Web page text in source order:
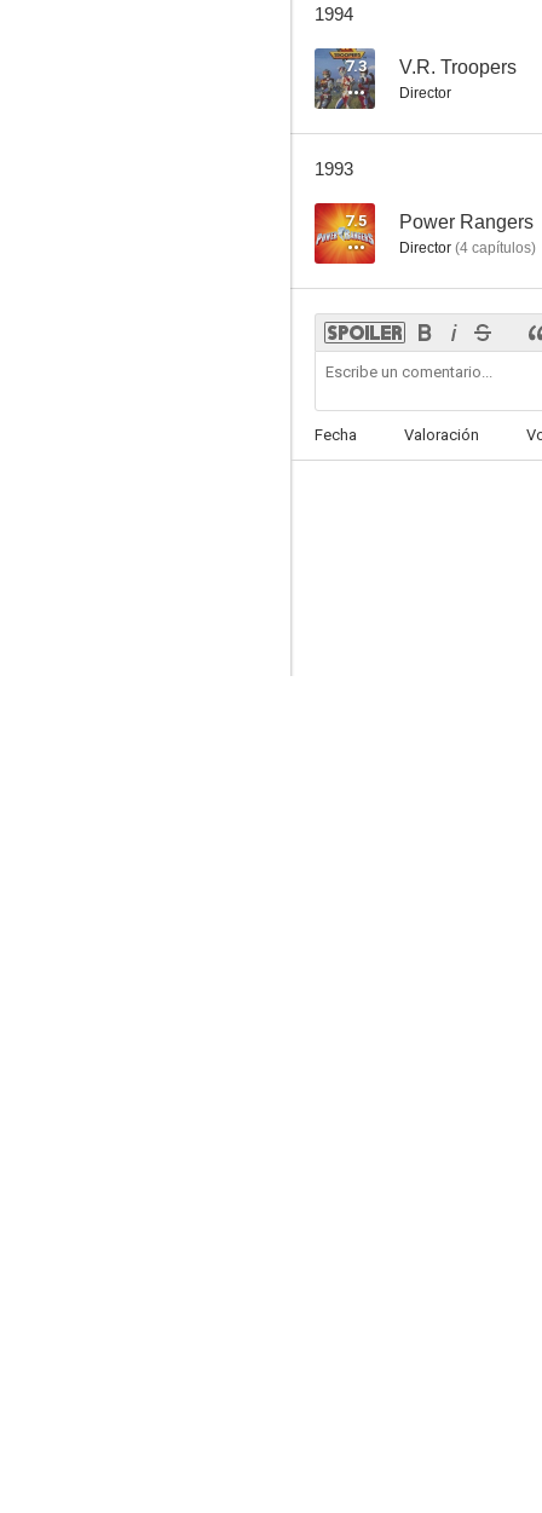
1994
7.3 V.R. Troopers
Director
1993
7.5 Power Rangers
Director (4 capítulos)
Fecha Valoración